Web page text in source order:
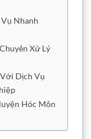
Nhanh
Xử Lý
Dịch Vụ
Hóc Môn